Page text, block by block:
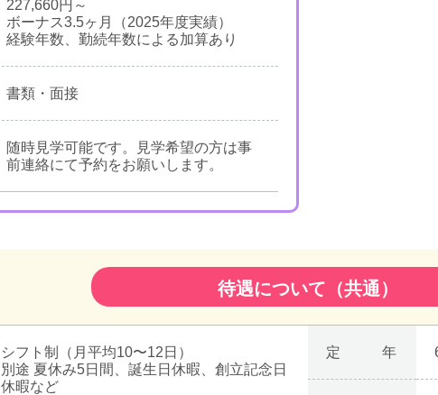
227,660円～
ボーナス3.5ヶ月（2025年度実績）
経験年数、勤続年数による加算あり
書類・面接
随時見学可能です。見学希望の方は事
前連絡にて予約をお願いします。
待遇について（共通）
シフト制（月平均10〜12日）
別途 夏休み5日間、誕生日休暇、創立記念日
休暇など
定年